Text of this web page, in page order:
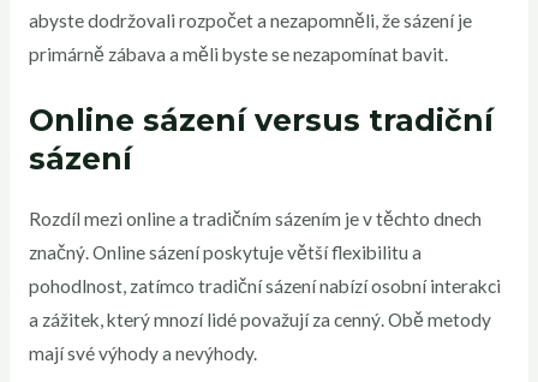
abyste dodržovali rozpočet a nezapomněli, že sázení je
primárně zábava a měli byste se nezapomínat bavit.
Online sázení versus tradiční
sázení
Rozdíl mezi online a tradičním sázením je v těchto dnech
značný. Online sázení poskytuje větší flexibilitu a
pohodlnost, zatímco tradiční sázení nabízí osobní interakci
a zážitek, který mnozí lidé považují za cenný. Obě metody
mají své výhody a nevýhody.